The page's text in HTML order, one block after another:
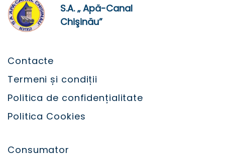
S.A. „ Apă-Canal
Chişinău”
Contacte
Termeni și condiții
Politica de confidențialitate
Politica Cookies
Consumator